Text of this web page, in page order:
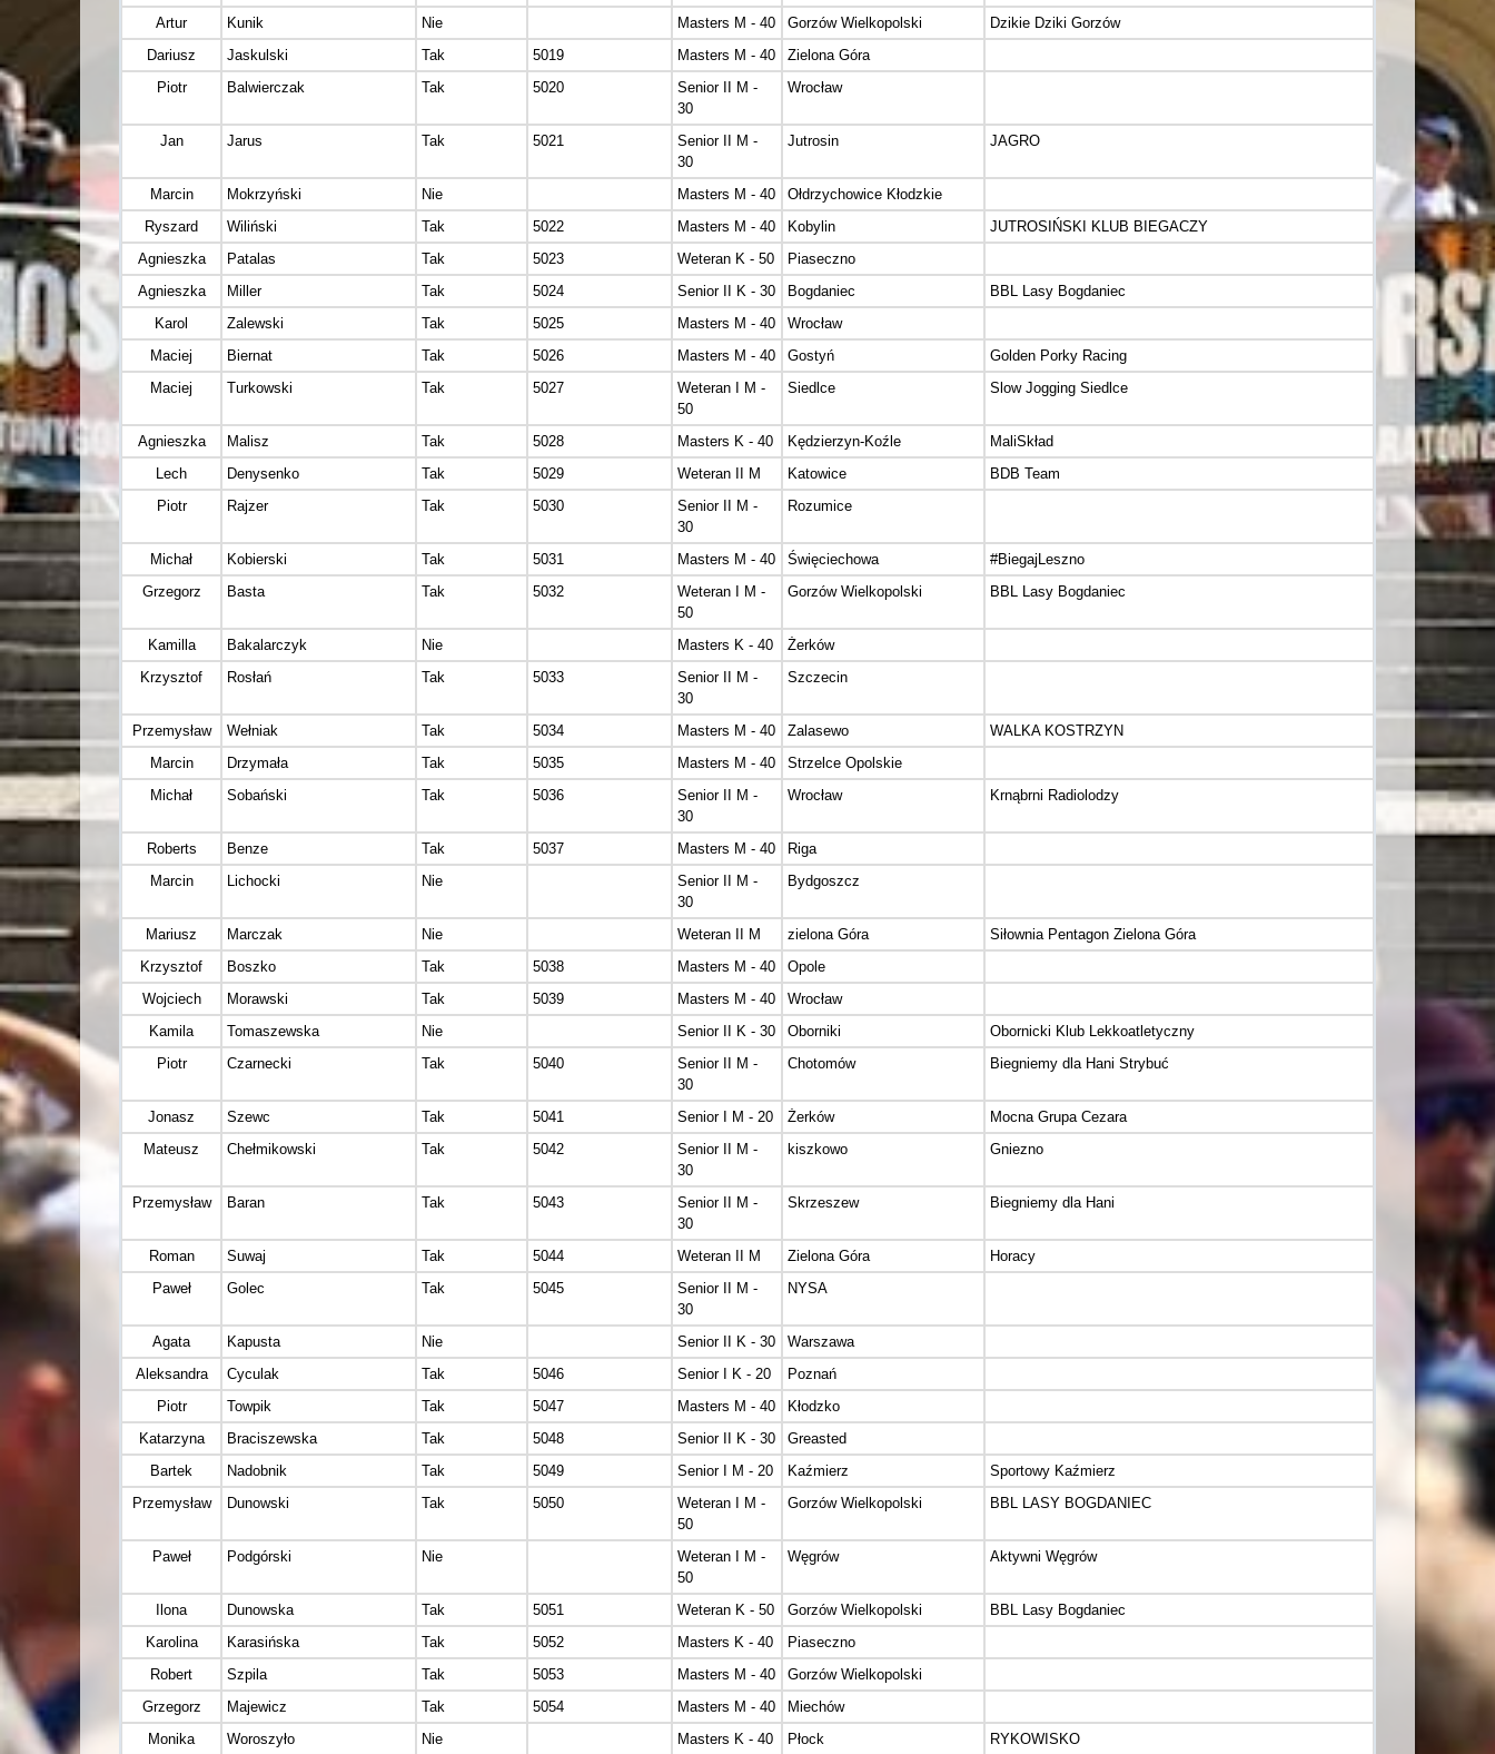
Artur
Kunik Nie Masters M - 40 Gorzów Wielkopolski
Dzikie Dziki Gorzów
Dariusz
Jaskulski Tak 5019 Masters M - 40
Zielona Góra
Piotr
Balwierczak Tak 5020
Senior II M -
30
Wrocław
Jan Jarus Tak 5021
Senior II M -
30
Jutrosin JAGRO
Marcin Mokrzyński Nie Masters M - 40
Ołdrzychowice Kłodzkie
Ryszard
Wiliński Tak 5022 Masters M - 40 Kobylin
JUTROSIŃSKI KLUB BIEGACZY
Agnieszka
Patalas Tak 5023 Weteran K - 50
Piaseczno
Agnieszka
Miller Tak 5024 Senior II K - 30 Bogdaniec
BBL Lasy Bogdaniec
Karol
Zalewski Tak 5025 Masters M - 40
Wrocław
Maciej
Biernat Tak 5026 Masters M - 40 Gostyń
Golden Porky Racing
Maciej
Turkowski Tak 5027
Weteran I M -
50
Siedlce Slow Jogging Siedlce
Agnieszka Malisz Tak 5028 Masters K - 40 Kędzierzyn-Koźle
MaliSkład
Lech
Denysenko Tak 5029 Weteran II M Katowice
BDB Team
Piotr
Rajzer Tak 5030
Senior II M -
30
Rozumice
Michał Kobierski Tak 5031 Masters M - 40 Święciechowa
#BiegajLeszno
Grzegorz
Basta Tak 5032
Weteran I M -
50
Gorzów Wielkopolski BBL Lasy Bogdaniec
Kamilla Bakalarczyk Nie Masters K - 40
Żerków
Krzysztof
Rosłań Tak 5033
Senior II M -
30
Szczecin
Przemysław Wełniak Tak 5034 Masters M - 40 Zalasewo
WALKA KOSTRZYN
Marcin
Drzymała Tak 5035 Masters M - 40
Strzelce Opolskie
Michał
Sobański Tak 5036
Senior II M -
30
Wrocław Krnąbrni Radiolodzy
Roberts Benze Tak 5037 Masters M - 40
Riga
Marcin
Lichocki Nie
Senior II M -
30
Bydgoszcz
Mariusz Marczak Nie Weteran II M zielona Góra
Siłownia Pentagon Zielona Góra
Krzysztof
Boszko Tak 5038 Masters M - 40
Opole
Wojciech
Morawski Tak 5039 Masters M - 40
Wrocław
Kamila
Tomaszewska Nie Senior II K - 30 Oborniki
Obornicki Klub Lekkoatletyczny
Piotr
Czarnecki Tak 5040
Senior II M -
30
Chotomów Biegniemy dla Hani Strybuć
Jonasz Szewc Tak 5041 Senior I M - 20 Żerków
Mocna Grupa Cezara
Mateusz
Chełmikowski Tak 5042
Senior II M -
30
kiszkowo Gniezno
Przemysław Baran Tak 5043
Senior II M -
30
Skrzeszew Biegniemy dla Hani
Roman Suwaj Tak 5044 Weteran II M Zielona Góra
Horacy
Paweł
Golec Tak 5045
Senior II M -
30
NYSA
Agata Kapusta Nie Senior II K - 30
Warszawa
Aleksandra
Cyculak Tak 5046 Senior I K - 20
Poznań
Piotr
Towpik Tak 5047 Masters M - 40
Kłodzko
Katarzyna
Braciszewska Tak 5048 Senior II K - 30
Greasted
Bartek
Nadobnik Tak 5049 Senior I M - 20 Kaźmierz
Sportowy Kaźmierz
Przemysław
Dunowski Tak 5050
Weteran I M -
50
Gorzów Wielkopolski BBL LASY BOGDANIEC
Paweł Podgórski Nie
Weteran I M -
50
Węgrów Aktywni Węgrów
Ilona Dunowska Tak 5051 Weteran K - 50 Gorzów Wielkopolski
BBL Lasy Bogdaniec
Karolina
Karasińska Tak 5052 Masters K - 40
Piaseczno
Robert
Szpila Tak 5053 Masters M - 40
Gorzów Wielkopolski
Grzegorz
Majewicz Tak 5054 Masters M - 40
Miechów
Monika
Woroszyło Nie Masters K - 40 Płock
RYKOWISKO